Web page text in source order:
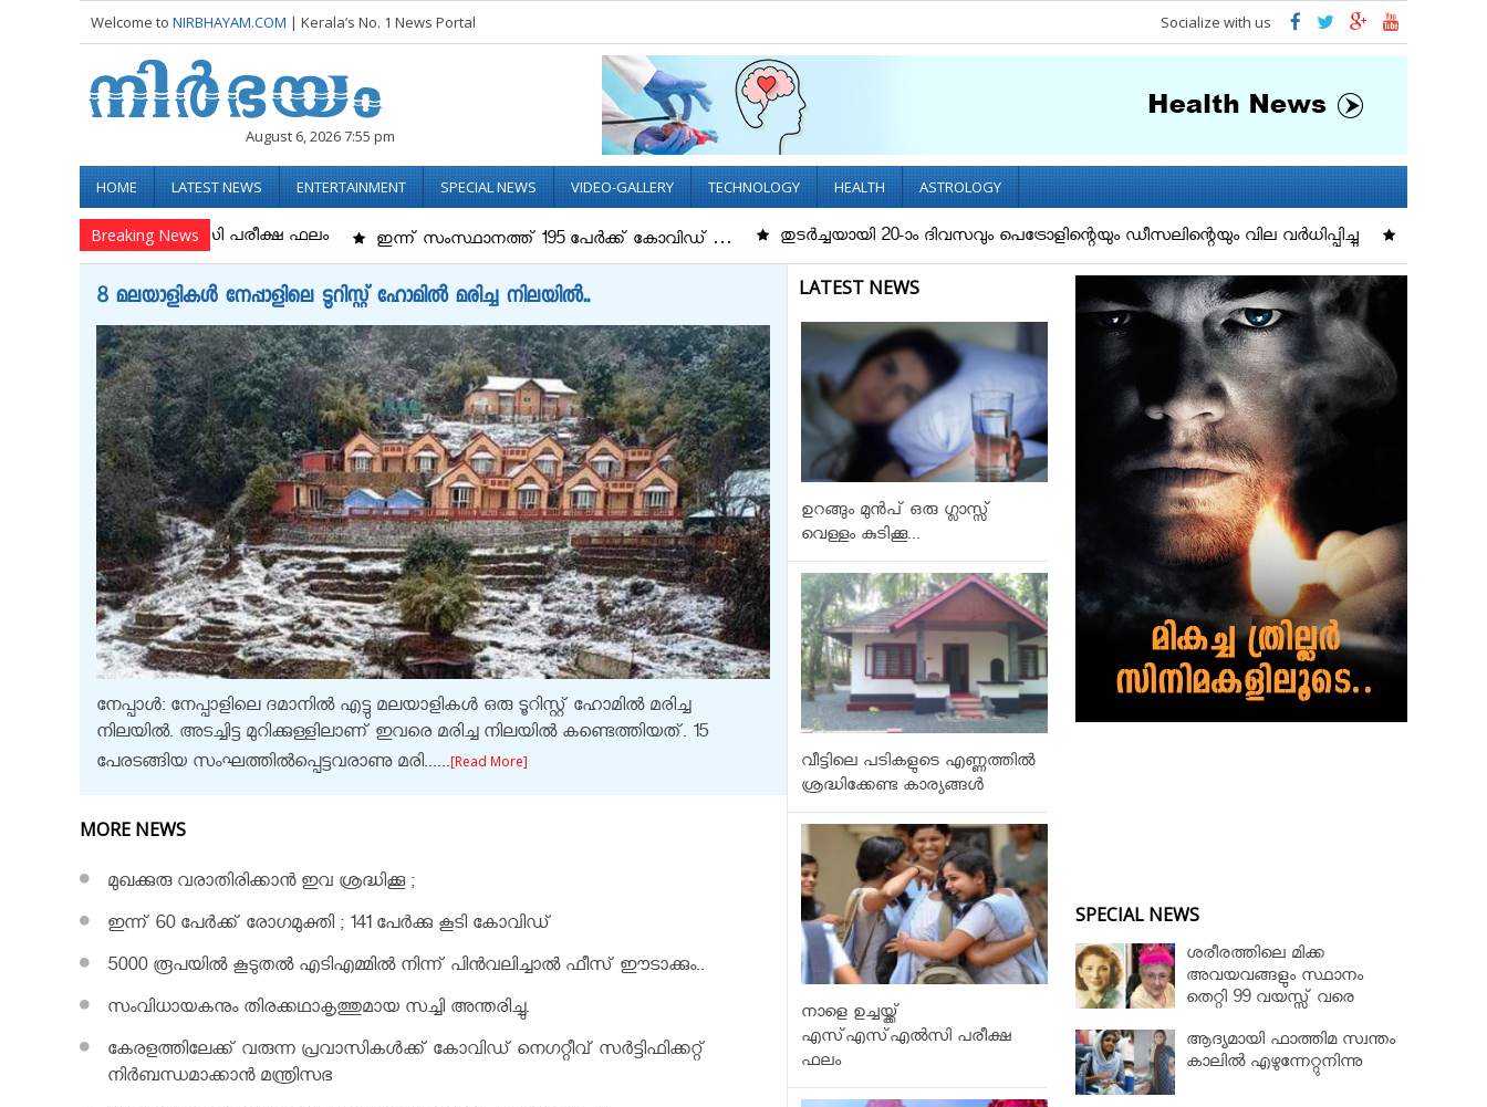
Welcome to NIRBHAYAM.COM | Kerala’s No. 1 News Portal Socialize with us
August 6, 2026 7:55 pm
HOME LATEST NEWS ENTERTAINMENT SPECIAL NEWS VIDEO-GALLERY TECHNOLOGY HEALTH ASTROLOGY
Breaking News
എസ്എസ്എല്‍സി പരീക്ഷ ഫലം ഇന്ന് സംസ്ഥാനത്ത് 195 പേര്‍ക്ക് കോവിഡ് … തുടർച്ചയായി 20-ാം ദിവസവും പെട്രോളിന്റെയും ഡീസലിന്റെയും വില വര്‍ധിപ്പിച്ചു ഇന്ന് 60 പേർക്ക്
8 മലയാളികൾ നേപ്പാളിലെ ടൂറിസ്റ്റ് ഹോമിൽ മരിച്ച നിലയിൽ..
നേപ്പാൾ: നേപ്പാളിലെ ദമാനിൽ എട്ടു മലയാളികൾ ഒരു ടൂറിസ്റ്റ് ഹോമിൽ മരിച്ച
നിലയിൽ. അടച്ചിട്ട മുറിക്കുള്ളിലാണ് ഇവരെ മരിച്ച നിലയിൽ കണ്ടെത്തിയത്. 15
പേരടങ്ങിയ സംഘത്തിൽപ്പെട്ടവരാണു മരി......[Read More]
MORE NEWS
മുഖക്കുരു വരാതിരിക്കാന്‍ ഇവ ശ്രദ്ധിക്കൂ ;
ഇന്ന് 60 പേർക്ക് രോഗമുക്തി ; 141 പേര്‍ക്കു കൂടി കോവിഡ്
5000 രൂപയിൽ കൂടുതൽ എടിഎമ്മിൽ നിന്ന് പിൻവലിച്ചാൽ ഫീസ് ഈടാക്കും..
സംവിധായകനും തിരക്കഥാകൃത്തുമായ സച്ചി അന്തരിച്ചു.
കേരളത്തിലേക്ക് വരുന്ന പ്രവാസികള്‍ക്ക് കോവിഡ് നെഗറ്റീവ് സര്‍ട്ടിഫിക്കറ്റ്
നിർബന്ധമാക്കാൻ മന്ത്രിസഭ
LATEST NEWS
ഉറങ്ങും മുന്‍പ് ഒരു ഗ്ലാസ്സ്
വെള്ളം കുടിക്കൂ...
വീട്ടിലെ പടികളുടെ എണ്ണത്തിൽ
ശ്രദ്ധിക്കേണ്ട കാര്യങ്ങൾ
നാളെ ഉച്ചയ്ക്ക്
എസ്എസ്എല്‍സി പരീക്ഷ
ഫലം
SPECIAL NEWS
ശരീരത്തിലെ മിക്ക
അവയവങ്ങളും സ്ഥാനം
തെറ്റി 99 വയസ്സ് വരെ
ആദ്യമായി ഫാത്തിമ സ്വന്തം
കാലില്‍ എഴുന്നേറ്റുനിന്നു